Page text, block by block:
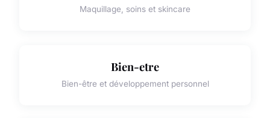
Maquillage, soins et skincare
Bien-etre
Bien-être et développement personnel